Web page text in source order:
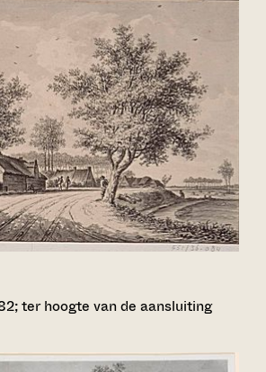
ter hoogte van de aansluiting